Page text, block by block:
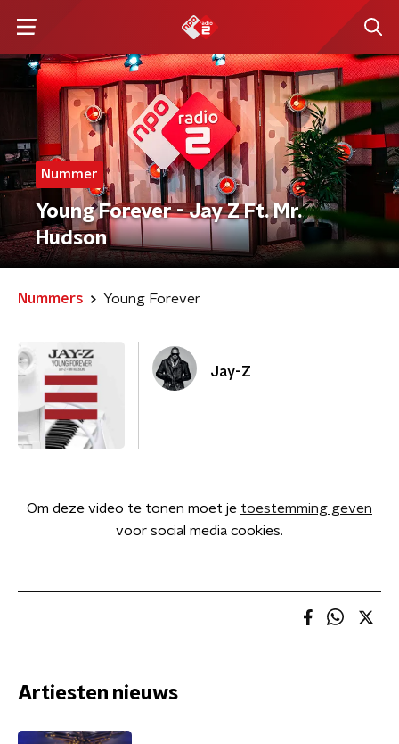
Nummer
Young Forever - Jay Z Ft. Mr.
Hudson
Nummers Young Forever
Jay-Z
Om deze video te tonen moet je toestemming geven
voor social media cookies.
Artiesten nieuws